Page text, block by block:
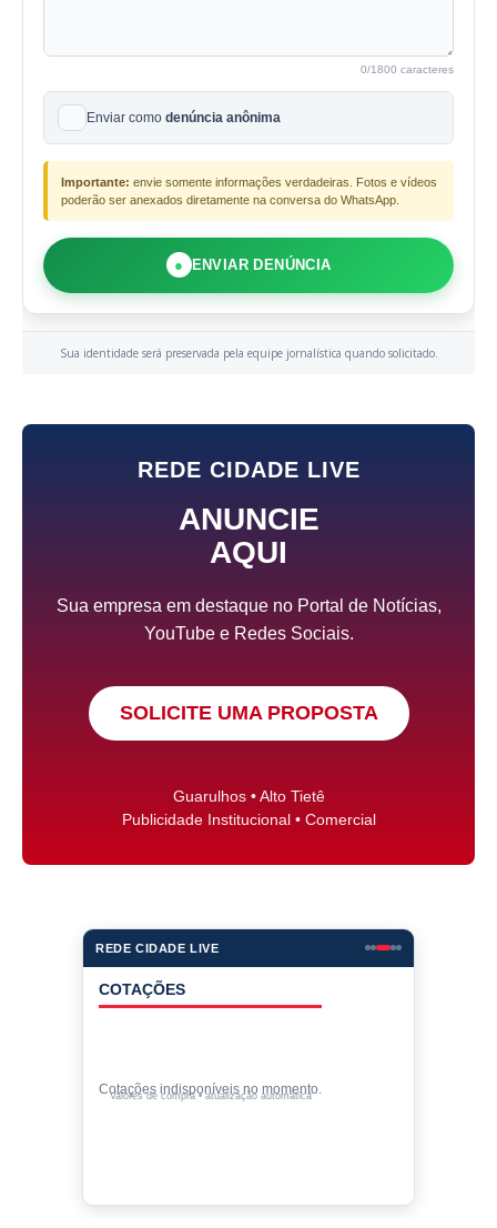
0/1800 caracteres
Enviar como denúncia anônima
Importante: envie somente informações verdadeiras. Fotos e vídeos
poderão ser anexados diretamente na conversa do WhatsApp.
● ENVIAR DENÚNCIA
Sua identidade será preservada pela equipe jornalística quando solicitado.
REDE CIDADE LIVE
ANUNCIE
AQUI
Sua empresa em destaque no Portal de Notícias,
YouTube e Redes Sociais.
SOLICITE UMA PROPOSTA
Guarulhos • Alto Tietê
Publicidade Institucional • Comercial
REDE CIDADE LIVE
COTAÇÕES
Cotações indisponíveis no momento.
Valores de compra • atualização automática